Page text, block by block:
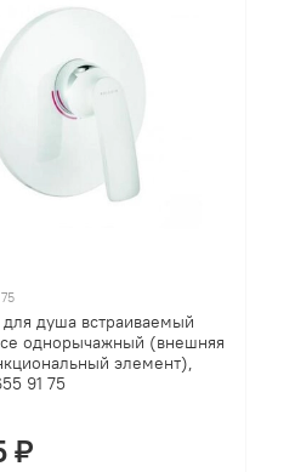
душа встраиваемый
однорычажный (внешняя
элемент),
91 75
₽